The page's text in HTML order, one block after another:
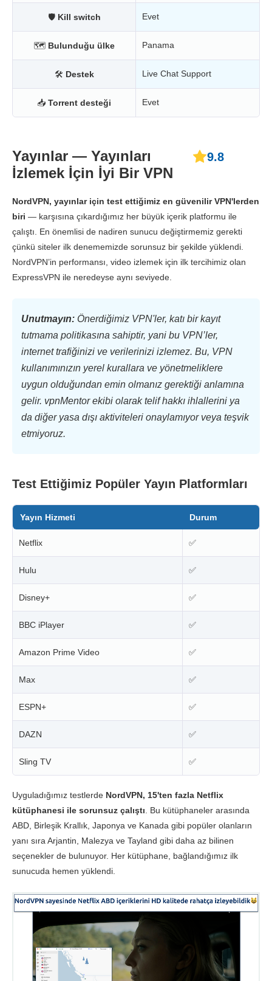
🛡 Kill switch Evet
🗺 Bulunduğu ülke Panama
🛠 Destek Live Chat Support
📥 Torrent desteği Evet
Yayınlar — Yayınları
İzlemek İçin İyi Bir VPN
9.8
NordVPN, yayınlar için test ettiğimiz en güvenilir VPN'lerden
biri — karşısına çıkardığımız her büyük içerik platformu ile
çalıştı. En önemlisi de nadiren sunucu değiştirmemiz gerekti
çünkü siteler ilk denememizde sorunsuz bir şekilde yüklendi.
NordVPN’in performansı, video izlemek için ilk tercihimiz olan
ExpressVPN ile neredeyse aynı seviyede.
Unutmayın: Önerdiğimiz VPN'ler, katı bir kayıt
tutmama politikasına sahiptir, yani bu VPN’ler,
internet trafiğinizi ve verilerinizi izlemez. Bu, VPN
kullanımınızın yerel kurallara ve yönetmeliklere
uygun olduğundan emin olmanız gerektiği anlamına
gelir. vpnMentor ekibi olarak telif hakkı ihlallerini ya
da diğer yasa dışı aktiviteleri onaylamıyor veya teşvik
etmiyoruz.
Test Ettiğimiz Popüler Yayın Platformları
Yayın Hizmeti Durum
Netflix ✅
Hulu ✅
Disney+ ✅
BBC iPlayer ✅
Amazon Prime Video ✅
Max ✅
ESPN+ ✅
DAZN ✅
Sling TV ✅
Uyguladığımız testlerde NordVPN, 15'ten fazla Netflix
kütüphanesi ile sorunsuz çalıştı. Bu kütüphaneler arasında
ABD, Birleşik Krallık, Japonya ve Kanada gibi popüler olanların
yanı sıra Arjantin, Malezya ve Tayland gibi daha az bilinen
seçenekler de bulunuyor. Her kütüphane, bağlandığımız ilk
sunucuda hemen yüklendi.